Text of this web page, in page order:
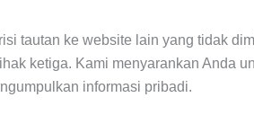
tautan ke website lain yang tidak
ketiga. Kami menyarankan Anda
informasi pribadi.